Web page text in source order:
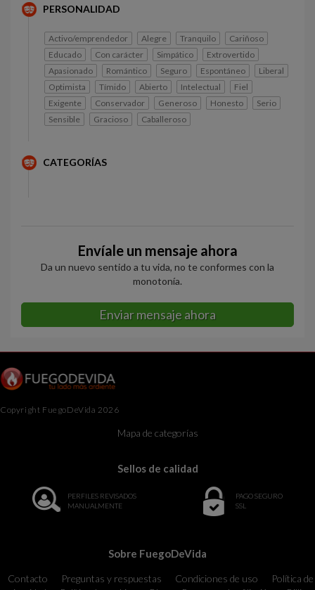
PERSONALIDAD
Activo/emprendedor Alegre Tranquilo
Cariñoso
Educado
Con carácter Simpático
Extrovertido
Apasionado
Romántico Seguro Espontáneo
Liberal
Optimista
Tímido Abierto Intelectual
Fiel
Exigente
Conservador Generoso Honesto
Serio
Sensible
Gracioso Caballeroso
CATEGORÍAS
Envíale un mensaje ahora
Da un nuevo sentido a tu vida, no te conformes con la
monotonía.
Enviar mensaje ahora
Copyright FuegoDeVida 2026
Mapa de categorías
Sellos de calidad
PERFILES REVISADOS
MANUALMENTE
PAGO SEGURO
SSL
Sobre FuegoDeVida
Contacto Preguntas y respuestas Condiciones de uso
Política de